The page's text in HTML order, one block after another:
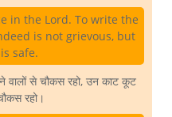
in the Lord. To write the
is not grievous, but
safe.
वालों से चौकस रहो, उन काट कूट
रहो।